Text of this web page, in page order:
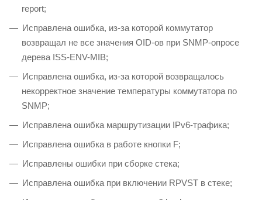
report;
Исправлена ошибка, из-за которой коммутатор
возвращал не все значения OID-ов при SNMP-опросе
дерева ISS-ENV-MIB;
Исправлена ошибка, из-за которой возвращалось
некорректное значение температуры коммутатора по
SNMP;
Исправлена ошибка маршрутизации IPv6-трафика;
Исправлена ошибка в работе кнопки F;
Исправлены ошибки при сборке стека;
Исправлена ошибка при включении RPVST в стеке;